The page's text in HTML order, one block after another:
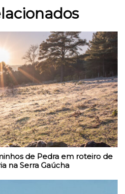
de Pedra em roteiro de
na Serra Gaúcha